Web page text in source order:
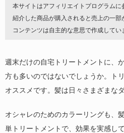
本サイトはアフィリエイトプログラム
紹介した商品が購入されると売上の一部
コンテンツは自主的な意思で作成してい
週末だけの自宅トリートメントに、
方も多いのではないでしょうか。ト
オススメです。髪は日々さまざまな
オシャレのためのカラーリングも、
単トリートメントで、効果を実感し